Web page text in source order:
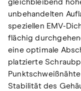
gleichbleibend
unbehandelten
speziellen EMV-
flächig
eine optimale
platzierte
Stabilität des